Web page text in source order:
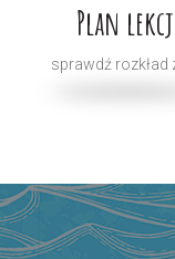
Plan
sprawdź rozkład